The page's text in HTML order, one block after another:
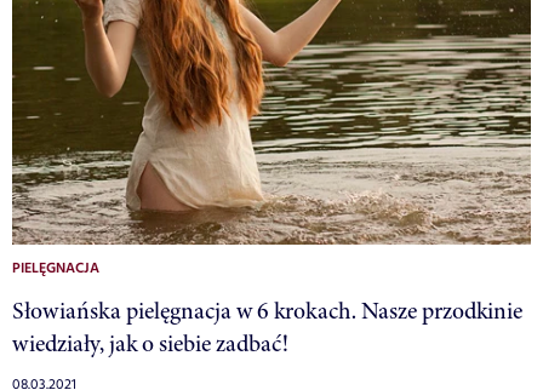
PIELĘGNACJA
Słowiańska pielęgnacja w 6 krokach. Nasze przodkinie
wiedziały, jak o siebie zadbać!
08.03.2021